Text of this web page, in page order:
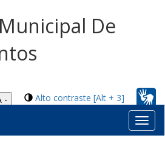
De
Alto contraste [Alt + 3]
-